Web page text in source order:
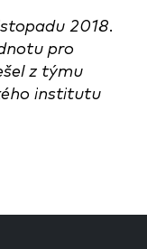
2018.
pro
z týmu
institutu